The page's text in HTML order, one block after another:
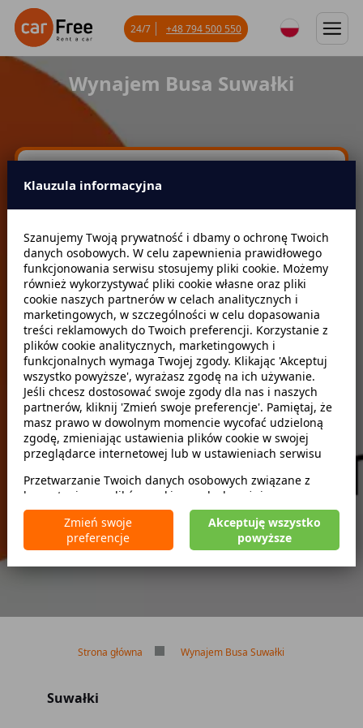
Wynajem Busa Suwałki
Miejsce odbioru
Data odbioru Godzina
Data zwrotu Godzina
Szukaj
zwróć w innym miejscu
Brak kaucji
Brak limitu kilometrów
Bezpłatne odwołanie rezerwacji
24/7 +48 794 500 550
Strona główna Wynajem Busa Suwałki
Suwałki
Klauzula informacyjna
Szanujemy Twoją prywatność i dbamy o ochronę Twoich
danych osobowych. W celu zapewnienia prawidłowego
funkcjonowania serwisu stosujemy pliki cookie. Możemy
również wykorzystywać pliki cookie własne oraz pliki
cookie naszych partnerów w celach analitycznych i
marketingowych, w szczególności w celu dopasowania
treści reklamowych do Twoich preferencji. Korzystanie z
plików cookie analitycznych, marketingowych i
funkcjonalnych wymaga Twojej zgody. Klikając 'Akceptuj
wszystko powyższe', wyrażasz zgodę na ich używanie.
Jeśli chcesz dostosować swoje zgody dla nas i naszych
partnerów, kliknij 'Zmień swoje preferencje'. Pamiętaj, że
masz prawo w dowolnym momencie wycofać udzieloną
zgodę, zmieniając ustawienia plików cookie w swojej
przeglądarce internetowej lub w ustawieniach serwisu
Przetwarzanie Twoich danych osobowych związane z
korzystaniem z plików cookie w celach wyżej
wymienionych jest prowadzone przez CarFree sp. z o.o. z
siedzibą w Warszawie (02-677), ul. Cybernetyki 5,
będącego administratorem danych. W niektórych
dotyczące Twoich uprawnień, zawarte są w naszej
Zmień swoje
preferencje
Akceptuję wszystko
powyższe